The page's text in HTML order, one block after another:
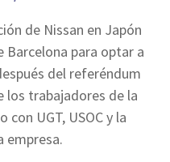
de Nissan en Japón
para optar a
del referéndum
los trabajadores de la
UGT, USOC y la
empresa.